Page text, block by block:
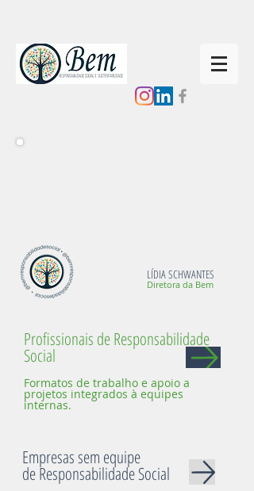
LÍDIA SCHWANTES
Diretora da Bem
Profissionais de Responsabilidade
Social
Formatos de trabalho e apoio a
projetos integrados à equipes
internas.
Empresas sem equipe
de Responsabilidade Social